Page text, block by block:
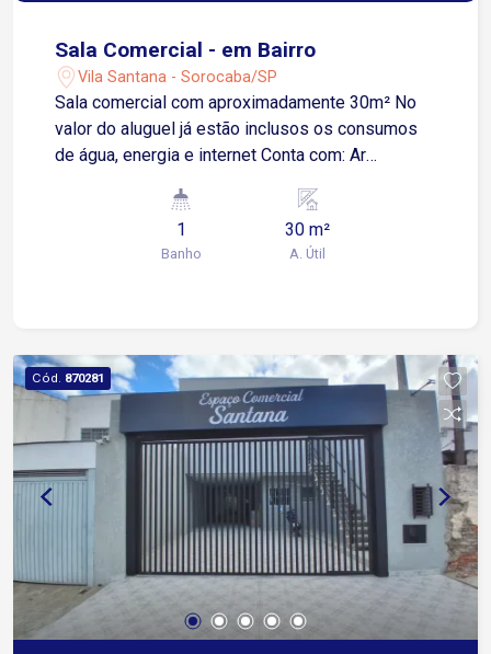
Sala Comercial - em Bairro
Vila Santana - Sorocaba/SP
Sala comercial com aproximadamente 30m² No
valor do aluguel já estão inclusos os consumos
de água, energia e internet Conta com: Ar
Situada na Rua Júlio Ribeiro, no bairro Vila
Santana, em região tradicional e consolidada de
José Joaquim de Lacerda 9 minutos da Avenida
São Paulo
1
Banho
30 m²
A. Útil
Cód. 870281